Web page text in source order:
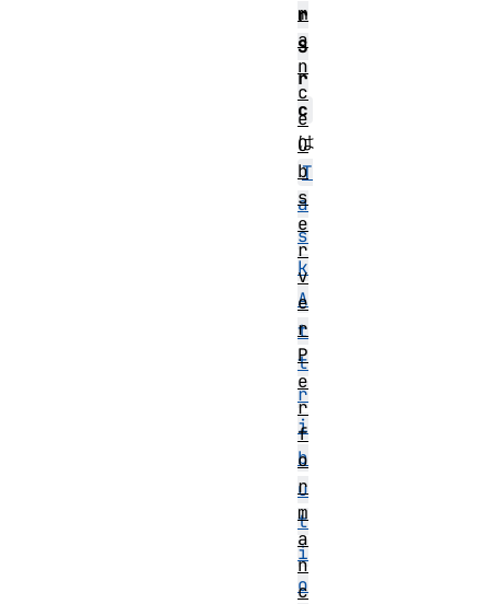
r
S
r
c
は
T
a
s
k
A
t
t
r
i
b
u
t
i
o
m
a
n
c
e
O
b
s
e
r
v
e
r
P
e
r
f
o
r
m
a
n
c